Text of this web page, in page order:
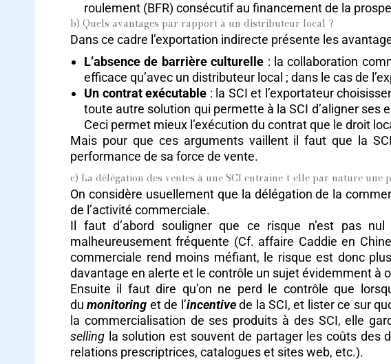
roulement (BFR) consécutif au financement de la
b) Quels avantages par rapport à un distributeur local ?
Dans ce cadre l’exportation indirecte présente les
L’absence de barrière culturelle : la collaboration
efficace qu’avec un distributeur local ; dans le cas de
Un contrat exécutable : la SCI et l’exportateur
toute autre solution qui permette à la SCI d’aligner
Ceci permet mieux l’exécution du contrat que le droit
Mais pour que ces arguments vaillent il faut que la
performance de sa force de vente.
c) La délégation des ventes à une SCI entraine-t-elle par nature une
On considère usuellement que la délégation de la
de l’activité commerciale.
Il faut d’abord souligner que ce risque n’est pas
malheureusement fréquente (Cf. affaire Caddie en
commerciale rend moins méfiant, le risque est donc
davantage en alerte et le contrôle un sujet évidemment à
Ensuite il faut dire qu’on ne perd le contrôle que
dumonitoring et de l’incentivede la SCI, et lister ce sur
la commercialisation de ses produits à des SCI, elle
selling la solution est souvent de partager les coûts des
relations prescriptrices, catalogues et sites web, etc.).